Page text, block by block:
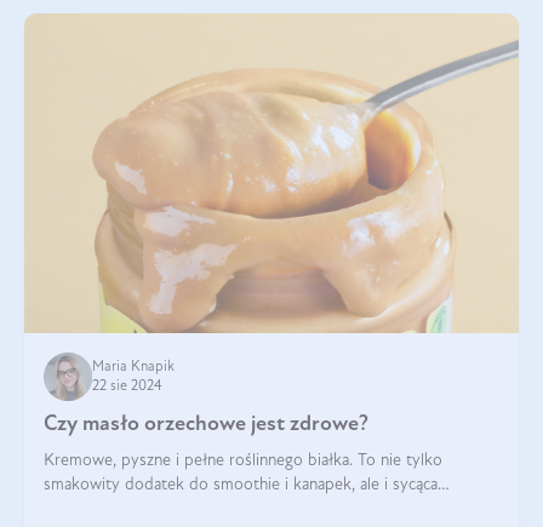
Maria Knapik
22 sie 2024
Czy masło orzechowe jest zdrowe?
Kremowe, pyszne i pełne roślinnego białka. To nie tylko
smakowity dodatek do smoothie i kanapek, ale i sycąca